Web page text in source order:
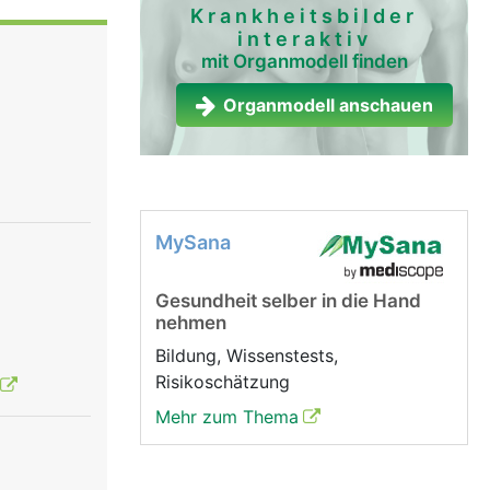
vom
Krankheitsbilder
interaktiv
mit Organmodell finden
Organmodell anschauen
MySana
Gesundheit selber in die Hand
nehmen
Bildung, Wissenstests,
Risikoschätzung
Mehr zum Thema